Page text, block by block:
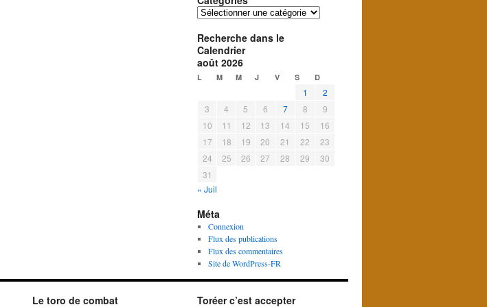
Catégories
Recherche dans le
Calendrier
août 2026
L M M J V S D
1
2
3
4 5 6 7 8
9
10
11 12 13 14 15
16
17
18 19 20 21 22
23
24
25 26 27 28 29
30
31
« Juil
Méta
Connexion
Flux des publications
Flux des commentaires
Site de WordPress-FR
Le toro de combat
Toréer c’est accepter